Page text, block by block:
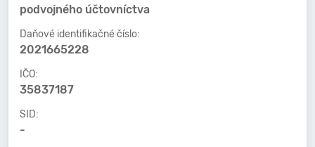
podvojného účtovníctva
Daňové identifikačné číslo:
2021665228
IČO:
35837187
SID:
-